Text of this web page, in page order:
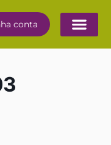
conta